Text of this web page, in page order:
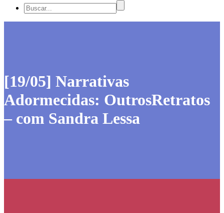
[19/05] Narrativas
Adormecidas: OutrosRetratos
– com Sandra Lessa